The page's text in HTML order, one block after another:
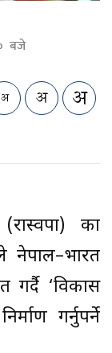
बजे
(रास्वपा) का
नेपाल–भारत
गर्दै ‘विकास
गर्नुपर्ने